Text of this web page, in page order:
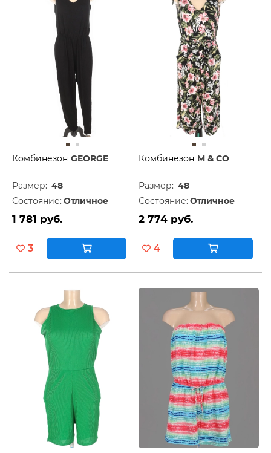
Комбинезон GEORGE
Размер: 48
Состояние: Отличное
1 781 руб.
3
Комбинезон M & CO
Размер: 48
Состояние: Отличное
2 774 руб.
4